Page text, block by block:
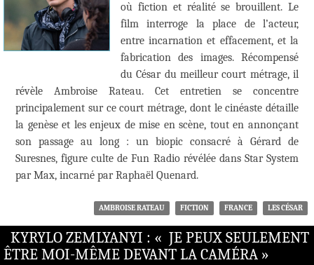
où fiction et réalité se brouillent. Le
film interroge la place de l’acteur,
entre incarnation et effacement, et la
fabrication des images. Récompensé
du César du meilleur court métrage, il
révèle Ambroise Rateau. Cet entretien se concentre
principalement sur ce court métrage, dont le cinéaste détaille
la genèse et les enjeux de mise en scène, tout en annonçant
son passage au long : un biopic consacré à Gérard de
Suresnes, figure culte de Fun Radio révélée dans Star System
par Max, incarné par Raphaël Quenard.
AMBROISE RATEAU FICTION FRANCE LES CÉSAR
KYRYLO ZEMLYANYI : « JE PEUX SEULEMENT
ÊTRE MOI-MÊME DEVANT LA CAMÉRA »